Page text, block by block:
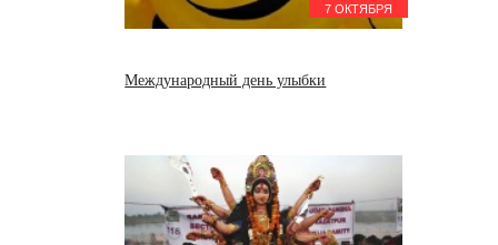
7 ОКТЯБРЯ
Международный день улыбки